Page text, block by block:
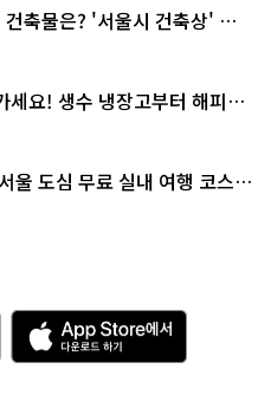
축물은? '서울시 건축상' 수
세요! 생수 냉장고부터 해피소
울 도심 무료 실내 여행 코스
A
p
p